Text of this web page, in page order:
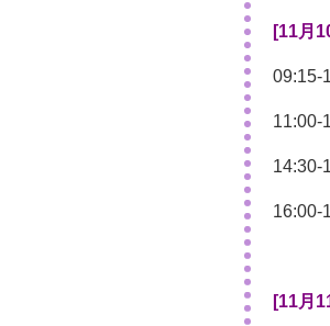
[11月
09:15-
11:00-
14:30-
16:00-
[11月